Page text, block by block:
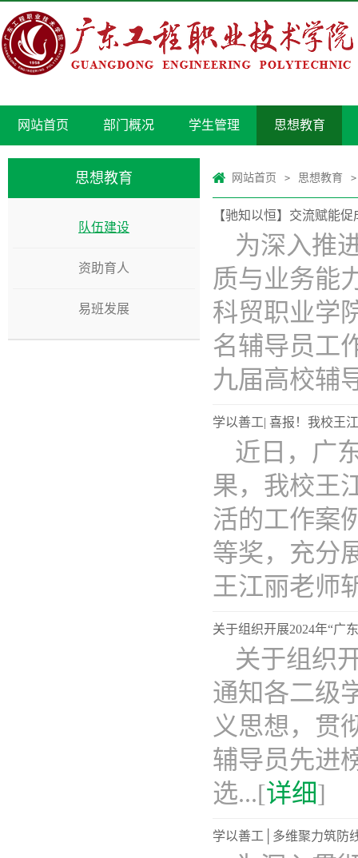
网站首页 部门概况 学生管理 思想教育
思想教育
队伍建设
资助育人
易班发展
网站首页 > 思想教育 >
【驰知以恒】交流赋能
为深入推
质与业务能
科贸职业学
名辅导员工
九届高校辅
学以善工| 喜报！我校王
近日，广
果，我校王
活的工作案
等奖，充分
王江丽老师
关于组织开展2024年“广
关于组织
通知各二级
义思想，贯
辅导员先进
选...[详细]
学以善工│多维聚力筑防